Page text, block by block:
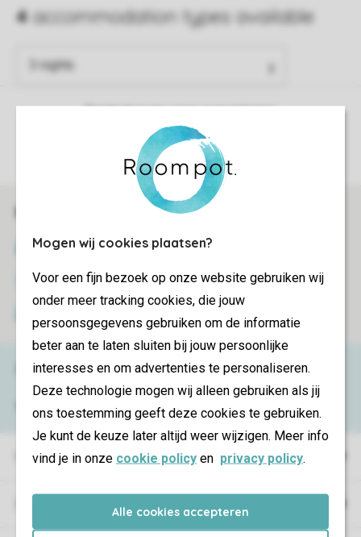
Mogen wij cookies plaatsen?
Voor een fijn bezoek op onze website gebruiken wij
onder meer tracking cookies, die jouw
persoonsgegevens gebruiken om de informatie
beter aan te laten sluiten bij jouw persoonlijke
interesses en om advertenties te personaliseren.
Deze technologie mogen wij alleen gebruiken als jij
ons toestemming geeft deze cookies te gebruiken.
Je kunt de keuze later altijd weer wijzigen. Meer info
vind je in onze cookie policy en privacy policy.
Alle cookies accepteren
More info and preferences
Book online securely and quickly
SSL certificate
Secure data transfer
Holiday parks
Need help?
View the FAQor contact theContact Center